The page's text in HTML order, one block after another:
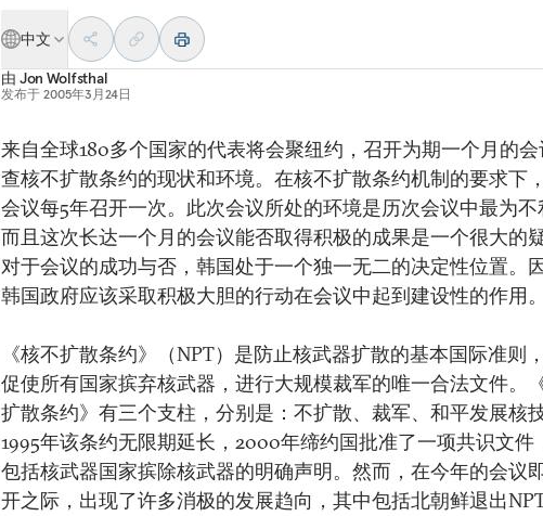
中文
由 Jon Wolfsthal
发布于 2005年3月24日
来自全球180多个国家的代表将会聚纽约，召开为期一个月的
查核不扩散条约的现状和环境。在核不扩散条约机制的要求下
会议每5年召开一次。此次会议所处的环境是历次会议中最为不
而且这次长达一个月的会议能否取得积极的成果是一个很大的疑
对于会议的成功与否，韩国处于一个独一无二的决定性位置。
韩国政府应该采取积极大胆的行动在会议中起到建设性的作用。
《核不扩散条约》（NPT）是防止核武器扩散的基本国际准则
促使所有国家摈弃核武器，进行大规模裁军的唯一合法文件。
扩散条约》有三个支柱，分别是：不扩散、裁军、和平发展核技
1995年该条约无限期延长，2000年缔约国批准了一项共识文件
包括核武器国家摈除核武器的明确声明。然而，在今年的会议
开之际，出现了许多消极的发展趋向，其中包括北朝鲜退出